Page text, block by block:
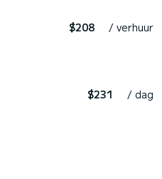
$208 / verhuur
$231 / dag